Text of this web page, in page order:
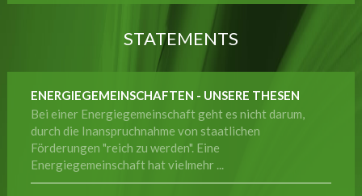
STATEMENTS
ENERGIEGEMEINSCHAFTEN - UNSERE THESEN
Bei einer Energiegemeinschaft geht es nicht darum,
durch die Inanspruchnahme von staatlichen
Förderungen "reich zu werden". Eine
Energiegemeinschaft hat vielmehr ...